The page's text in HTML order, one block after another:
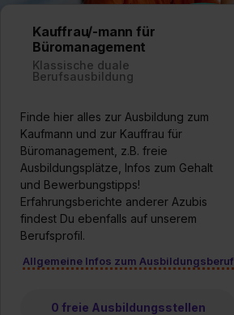
Kauffrau/-mann für
Büromanagement
Klassische duale
Berufsausbildung
Finde hier alles zur Ausbildung zum
Kaufmann und zur Kauffrau für
Büromanagement, z.B. freie
Ausbildungsplätze, Infos zum Gehalt
und Bewerbungstipps!
Erfahrungsberichte anderer Azubis
findest Du ebenfalls auf unserem
Berufsprofil.
Allgemeine Infos zum Ausbildungsberuf
0 freie Ausbildungsstellen